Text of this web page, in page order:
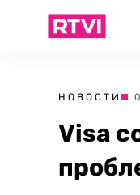
НОВОСТИ |
Visa